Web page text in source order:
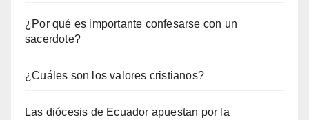
¿Por qué es importante confesarse con un
sacerdote?
¿Cuáles son los valores cristianos?
Las diócesis de Ecuador apuestan por la